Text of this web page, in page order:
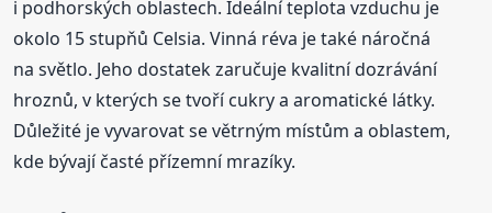
i podhorských oblastech. Ideální teplota vzduchu je
okolo 15 stupňů Celsia. Vinná réva je také náročná
na světlo. Jeho dostatek zaručuje kvalitní dozrávání
hroznů, v kterých se tvoří cukry a aromatické látky.
Důležité je vyvarovat se větrným místům a oblastem,
kde bývají časté přízemní mrazíky.